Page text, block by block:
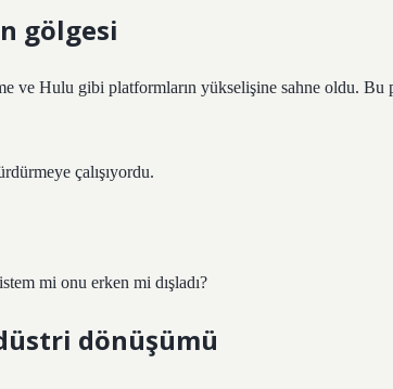
gölgesi
ve Hulu gibi platformların yükselişine sahne oldu. Bu
çalışıyordu.
mi onu erken mi dışladı?
dönüşümü